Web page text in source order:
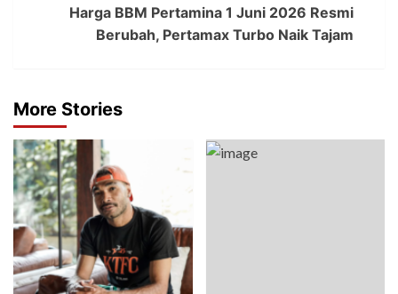
Harga BBM Pertamina 1 Juni 2026 Resmi
Berubah, Pertamax Turbo Naik Tajam
More Stories